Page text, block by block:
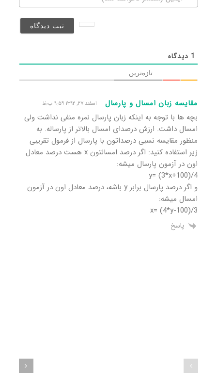
(منتشر
1 دیدگاه
تازه‌ترین
مقایسه زبان امسال و پارسال اسفند ۲۷, ۱۳۹۲ ۹:۵۹ ب٫ظ
بچه ها با توجه به اینکه زبان پارسال نمره منفی نداشت ولی
امسال داشت. ارزش درصدای امسال بالاتر از پارساله. به
منظور مقایسه نسبی درصداتون با پارسال از فرمول تقریبی
زیر استفاده کنید: اگر درصد امسالتون x هست درصد معادل
اون در آزمون پارسال میشه:
y= (3*x+100)/4
و اگر درصد پارسال برابر y باشه، درصد معادل اون در آزمون
امسال میشه:
x= (4*y-100)/3
پاسخ